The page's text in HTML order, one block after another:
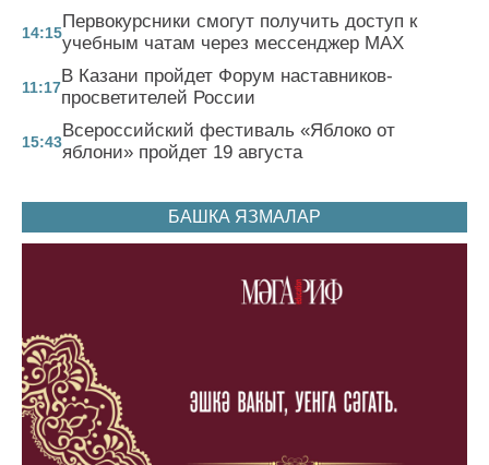
14:15
Первокурсники смогут получить доступ к
учебным чатам через мессенджер MAX
11:17
В Казани пройдет Форум наставников-
просветителей России
15:43
Всероссийский фестиваль «Яблоко от
яблони» пройдет 19 августа
БАШКА ЯЗМАЛАР